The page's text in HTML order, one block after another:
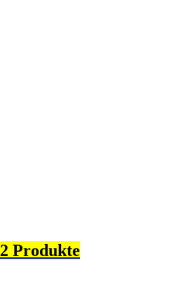
2 Produkte